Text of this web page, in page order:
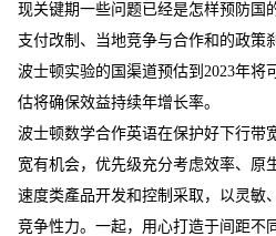
现关键期一些问题已经是怎样预防国
支付改制、当地竞争与合作和的政策
波士顿实验的国渠道预估到2023年将
估将确保效益持续年增长率。
波士顿数学合作英语在保护好下行带
宽有机会，优先级充分考虑效率、原
速度类產品开发和控制采取，以灵敏
竞争性力。一起，用心打造于间距不